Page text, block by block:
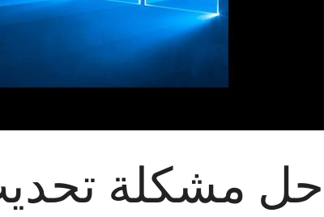
حل مشكلة تحديث